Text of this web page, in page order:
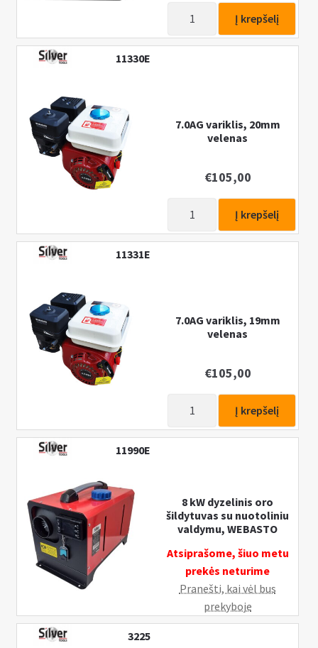
Benzininis
Į krepšelį
11330E
7.0AG variklis, 20mm
velenas
€105,00
7.0AG
Į krepšelį
11331E
7.0AG variklis, 19mm
velenas
€105,00
7.0AG
Į krepšelį
11990E
8 kW dyzelinis oro
šildytuvas su nuotoliniu
valdymu, WEBASTO
Atsiprašome, šiuo metu
prekės neturime
Pranešti, kai vėl bus
prekyboje
3225